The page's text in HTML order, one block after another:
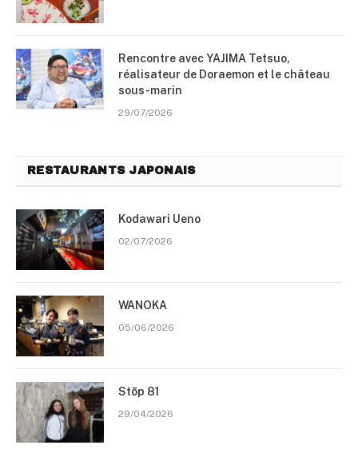
Rencontre avec YAJIMA Tetsuo,
réalisateur de Doraemon et le château
sous-marin
29/07/2026
RESTAURANTS JAPONAIS
Kodawari Ueno
02/07/2026
WANOKA
05/06/2026
Stōp 81
29/04/2026